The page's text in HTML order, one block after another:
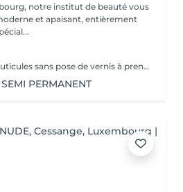
notre institut de beauté vous
et apaisant, entièrement
votre bien-être. Spécial...
Retrait de la totalité des cuticules sans pose de vernis à prendre en plus
PERMANENT